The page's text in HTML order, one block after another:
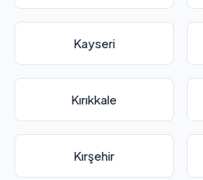
Kayseri
Kırıkkale
Kırşehir